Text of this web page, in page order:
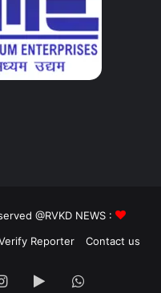
@RVKD NEWS :
Reporter Contact us
Instagram
GoogleWhatsApp